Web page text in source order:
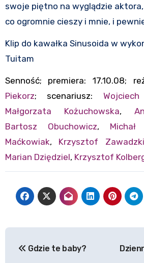
swoje piętno na wyglądzie aktora,
co ogromnie cieszy i mnie, i
Klip do kawałka Sinusoida w
Tuitam
Senność; premiera: 17.10.08;
Piekorz; scenariusz:
Małgorzata Kożuchowska,
Bartosz Obuchowicz, Michał
Maćkowiak, Krzysztof Zawadzki
Marian Dziędziel, Krzysztof
Gdzie te baby?